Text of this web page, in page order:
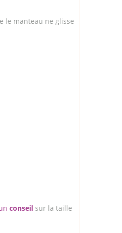
le manteau ne glisse
conseil sur la taille